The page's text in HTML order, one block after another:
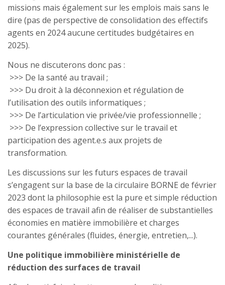
missions mais également sur les emplois mais sans le
dire (pas de perspective de consolidation des effectifs
agents en 2024 aucune certitudes budgétaires en
2025).
Nous ne discuterons donc pas :
>>> De la santé au travail ;
>>> Du droit à la déconnexion et régulation de
l’utilisation des outils informatiques ;
>>> De l’articulation vie privée/vie professionnelle ;
>>> De l’expression collective sur le travail et
participation des agent.e.s aux projets de
transformation.
Les discussions sur les futurs espaces de travail
s’engagent sur la base de la circulaire BORNE de février
2023 dont la philosophie est la pure et simple réduction
des espaces de travail afin de réaliser de substantielles
économies en matière immobilière et charges
courantes générales (fluides, énergie, entretien,...).
Une politique immobilière ministérielle de
réduction des surfaces de travail